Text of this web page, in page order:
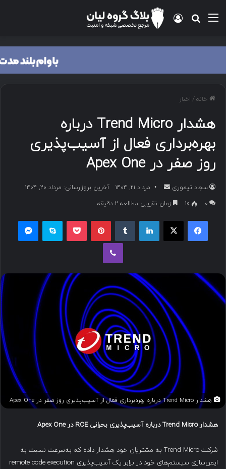
منو جستجو برای
ورود
خانه/ اخبار
هشدار Trend Micro درباره
بهره‌برداری فعال از آسیب‌پذیری
روز صفر در Apex One
سجاد تیموری
ا
ا
م
ی
مرداد ۲۱, ۱۴۰۴
آخرین بروزرسانی: مرداد ۲۰, ۱۴۰۴
۰
10 زمان تقریبی مطالعه 2 دقیقه
فیسبوک ایکس لینکداین پینتریست پاکت اسکایپ
وایبر
هشدار Trend Micro درباره بهره‌برداری فعال از آسیب‌پذیری روز صفر در Apex One
هشدارTrend Micro درباره آسیب‌پذیری بحرانی RCE درApex One
شرکت Trend Micro به مشتریان خود هشدار داده که به‌سرعت نسبت به
ایمن‌سازی سیستم‌های خود در برابر یک آسیب‌پذیری remote code execution